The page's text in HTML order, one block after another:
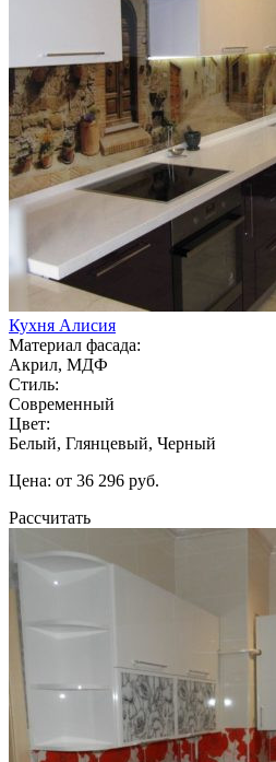
Кухня Алисия
Материал фасада:
Акрил, МДФ
Стиль:
Современный
Цвет:
Белый, Глянцевый, Черный
Цена: от 36 296 руб.
Рассчитать